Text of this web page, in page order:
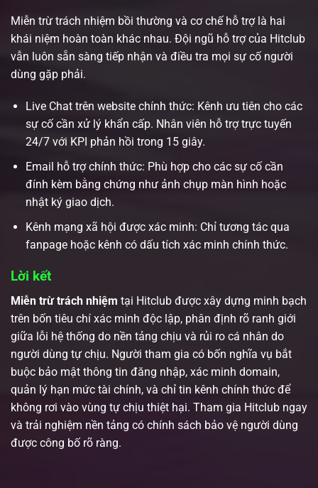
Miễn trừ trách nhiệm bồi thường và cơ chế hỗ trợ là hai
khái niệm hoàn toàn khác nhau. Đội ngũ hỗ trợ của Hitclub
vẫn luôn sẵn sàng tiếp nhận và điều tra mọi sự cố người
dùng gặp phải.
Live Chat trên website chính thức: Kênh ưu tiên cho các
sự cố cần xử lý khẩn cấp. Nhân viên hỗ trợ trực tuyến
24/7 với KPI phản hồi trong 15 giây.
Email hỗ trợ chính thức: Phù hợp cho các sự cố cần
đính kèm bằng chứng như ảnh chụp màn hình hoặc
nhật ký giao dịch.
Kênh mạng xã hội được xác minh: Chỉ tương tác qua
fanpage hoặc kênh có dấu tích xác minh chính thức.
Lời kết
Miễn trừ trách nhiệm tại Hitclub được xây dựng minh bạch
trên bốn tiêu chí xác minh độc lập, phân định rõ ranh giới
giữa lỗi hệ thống do nền tảng chịu và rủi ro cá nhân do
người dùng tự chịu. Người tham gia có bốn nghĩa vụ bắt
buộc bảo mật thông tin đăng nhập, xác minh domain,
quản lý hạn mức tài chính, và chỉ tin kênh chính thức để
không rơi vào vùng tự chịu thiệt hại. Tham gia Hitclub ngay
và trải nghiệm nền tảng có chính sách bảo vệ người dùng
được công bố rõ ràng.